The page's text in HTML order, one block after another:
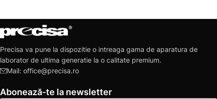
Precisa va pune la dispozitie o intreaga gama de aparatura de
laborator de ultima generatie la o calitate premium.
Mail: office@precisa.ro
Abonează-te la newsletter